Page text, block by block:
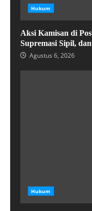
Hukum
Aksi Kamisan di
Supremasi Sipil,
Agustus 6, 2026
Hukum